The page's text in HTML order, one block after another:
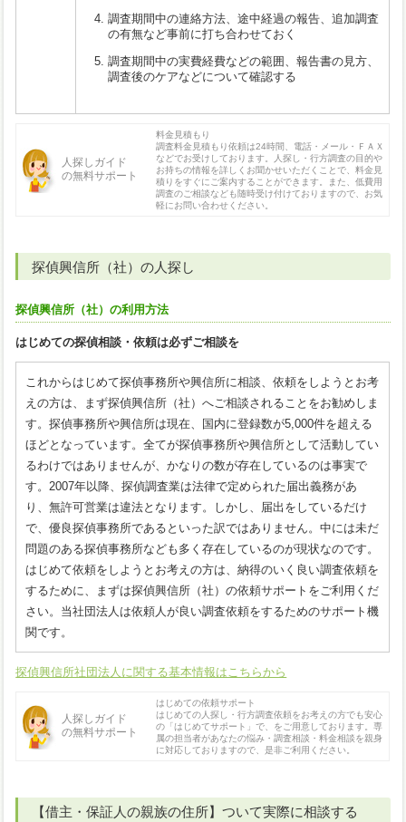
調査期間中の連絡方法、途中経過の報告、追加調査
の有無など事前に打ち合わせておく
調査期間中の実費経費などの範囲、報告書の見方、
調査後のケアなどについて確認する
人探しガイド
の無料サポート
料金見積もり
調査料金見積もり依頼は24時間、電話・メール・ＦＡＸ
などでお受けしております。人探し・行方調査の目的や
お持ちの情報を詳しくお聞かせいただくことで、料金見
積りをすぐにご案内することができます。また、低費用
調査のご相談なども随時受け付けておりますので、お気
軽にお問い合わせください。
探偵興信所（社）の人探し
探偵興信所（社）の利用方法
はじめての探偵相談・依頼は必ずご相談を
これからはじめて探偵事務所や興信所に相談、依頼をしようとお考
えの方は、まず探偵興信所（社）へご相談されることをお勧めしま
す。探偵事務所や興信所は現在、国内に登録数が5,000件を超える
ほどとなっています。全てが探偵事務所や興信所として活動してい
るわけではありませんが、かなりの数が存在しているのは事実で
す。2007年以降、探偵調査業は法律で定められた届出義務があ
り、無許可営業は違法となります。しかし、届出をしているだけ
で、優良探偵事務所であるといった訳ではありません。中には未だ
問題のある探偵事務所なども多く存在しているのが現状なのです。
はじめて依頼をしようとお考えの方は、納得のいく良い調査依頼を
するために、まずは探偵興信所（社）の依頼サポートをご利用くだ
さい。当社団法人は依頼人が良い調査依頼をするためのサポート機
関です。
探偵興信所社団法人に関する基本情報はこちらから
人探しガイド
の無料サポート
はじめての依頼サポート
はじめての人探し・行方調査依頼をお考えの方でも安心
の「はじめてサポート」で、をご用意しております。専
属の担当者があなたの悩み・調査相談・料金相談を親身
に対応しておりますので、是非ご利用ください。
【借主・保証人の親族の住所】ついて実際に相談する